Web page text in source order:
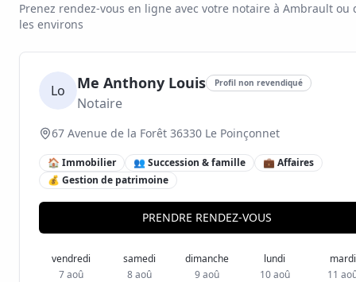
Prenez rendez-vous en ligne avec votre notaire à Ambrault ou
les environs
Lo Me Anthony Louis Profil non revendiqué
Notaire
67 Avenue de la Forêt 36330 Le Poinçonnet
🏠 Immobilier 👥 Succession & famille
💼 Affaires
💰 Gestion de patrimoine
PRENDRE RENDEZ-VOUS
vendredi
7 aoû
samedi
8 aoû
dimanche
9 aoû
lundi
10 aoû
mardi
11